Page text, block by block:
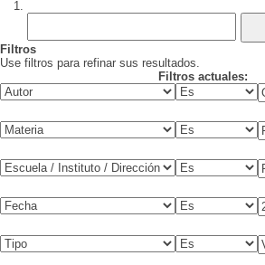
Filtros
Use filtros para refinar sus resultados.
Filtros actuales: